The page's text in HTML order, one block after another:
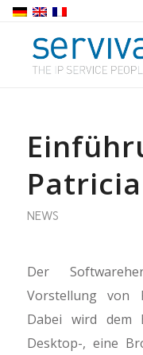
NEWS
Der
Vorstellung von
Dabei wird dem
Desktop-, eine